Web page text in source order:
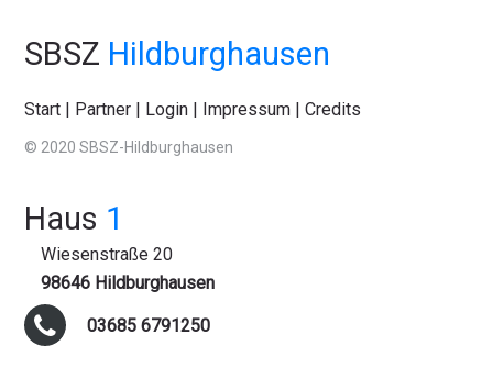
SBSZ Hildburghausen
Start | Partner | Login | Impressum |Credits
© 2020 SBSZ-Hildburghausen
Haus 1
Wiesenstraße 20
98646 Hildburghausen
03685 6791250